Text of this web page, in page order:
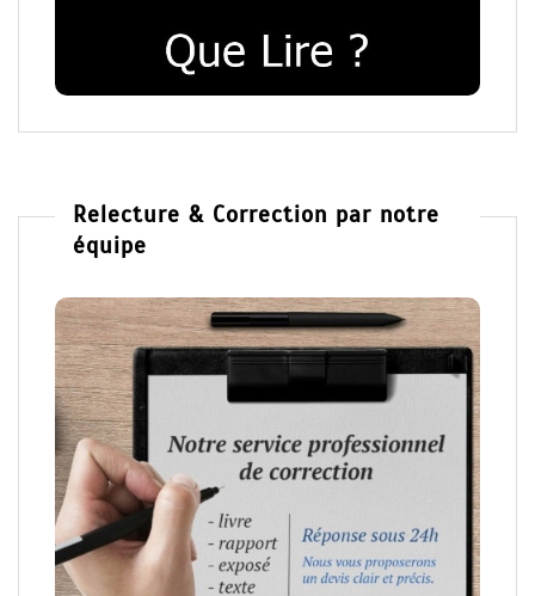
Relecture & Correction par notre
équipe